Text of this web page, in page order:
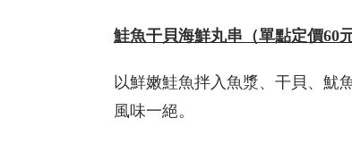
鮭魚干貝海鮮丸串 （單點定價60
以鮮嫩鮭魚拌入魚漿、干貝、魷
風味一絕。